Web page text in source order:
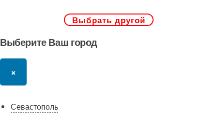
Выбрать другой
Выберите Ваш город
×
Севастополь